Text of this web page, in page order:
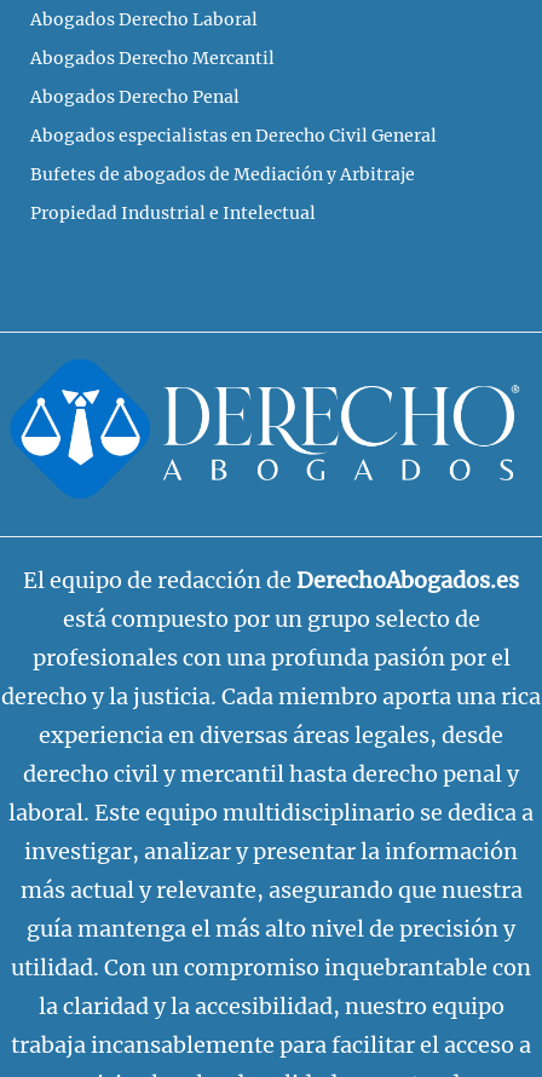
Abogados Derecho Laboral
Abogados Derecho Mercantil
Abogados Derecho Penal
Abogados especialistas en Derecho Civil General
Bufetes de abogados de Mediación y Arbitraje
Propiedad Industrial e Intelectual
El equipo de redacción de DerechoAbogados.es
está compuesto por un grupo selecto de
profesionales con una profunda pasión por el
derecho y la justicia. Cada miembro aporta una rica
experiencia en diversas áreas legales, desde
derecho civil y mercantil hasta derecho penal y
laboral. Este equipo multidisciplinario se dedica a
investigar, analizar y presentar la información
más actual y relevante, asegurando que nuestra
guía mantenga el más alto nivel de precisión y
utilidad. Con un compromiso inquebrantable con
la claridad y la accesibilidad, nuestro equipo
trabaja incansablemente para facilitar el acceso a